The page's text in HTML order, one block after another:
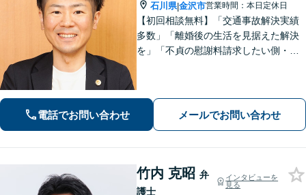
石川県|金沢市営業時間：本日定休日
【初回相談無料】「交通事故解決実績
多数」「離婚後の生活を見据えた解決
を」「不貞の慰謝料請求したい側・さ
豊富」【完全個室】【子連れ相談可】
電話でお問い合わせ メールでお問い合わせ
竹内 克昭 弁
護士
インタビューを
見る